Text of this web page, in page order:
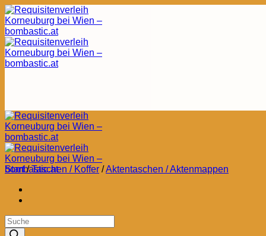
Zum
Inhalt
springen
Start / Taschen / Koffer /Aktentaschen / Aktenmappen
Products
search